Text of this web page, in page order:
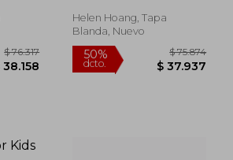
Helen Hoang, Tapa
Blanda, Nuevo